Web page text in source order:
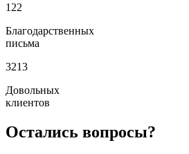
122
Благодарственных
письма
3213
Довольных
клиентов
Остались вопросы?